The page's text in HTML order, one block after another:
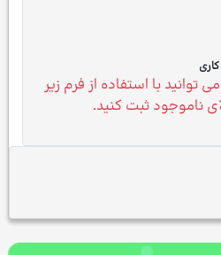
با استفاده از فرم زیر
ناموجود ثبت کنید.